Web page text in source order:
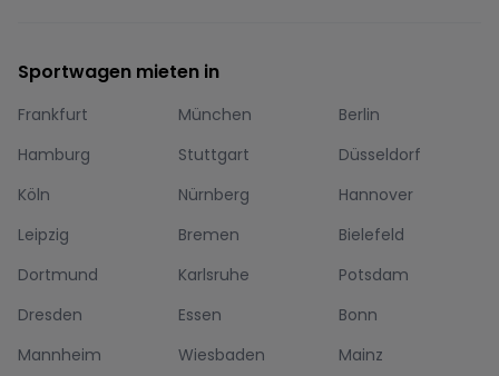
Sportwagen mieten in
Frankfurt München
Berlin
Hamburg
Stuttgart
Düsseldorf
Köln
Nürnberg
Hannover
Leipzig
Bremen
Bielefeld
Dortmund
Karlsruhe
Potsdam
Dresden
Essen
Bonn
Mannheim
Wiesbaden Mainz